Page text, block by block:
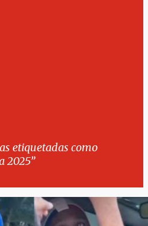
etiquetadas como
2025